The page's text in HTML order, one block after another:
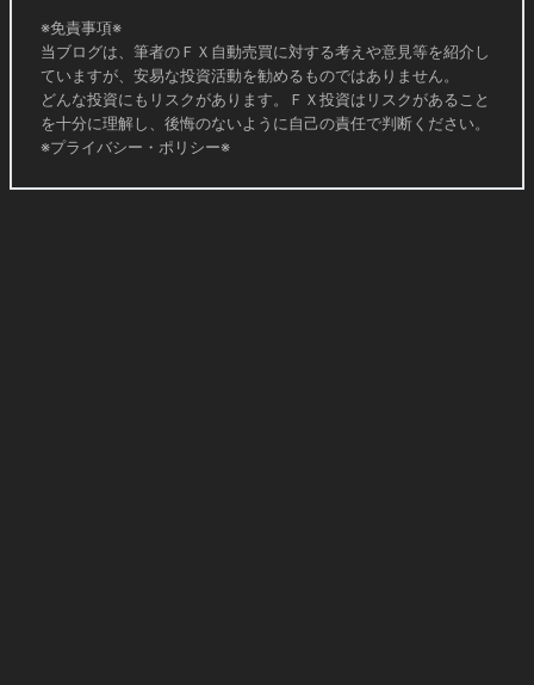
※免責事項※
当ブログは、筆者のＦＸ自動売買に対する考えや意見等を紹介し
ていますが、安易な投資活動を勧めるものではありません。
どんな投資にもリスクがあります。ＦＸ投資はリスクがあること
を十分に理解し、後悔のないように自己の責任で判断ください。
※プライバシー・ポリシー※